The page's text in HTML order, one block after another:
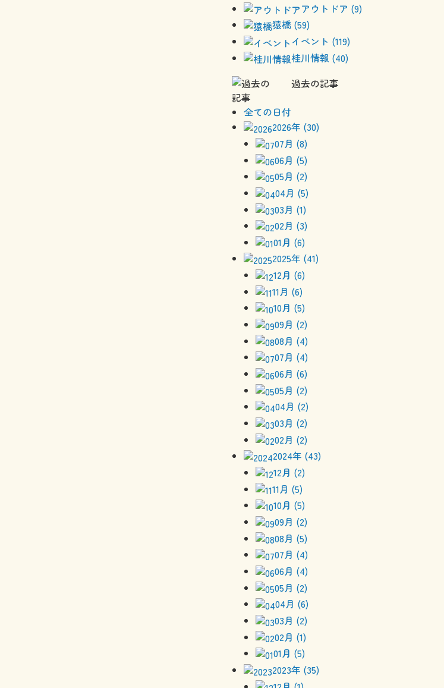
アウトドア (9)
猿橋 (59)
イベント (119)
桂川情報 (40)
過去の記事
全ての日付
2026年 (30)
07月 (8)
06月 (5)
05月 (2)
04月 (5)
03月 (1)
02月 (3)
01月 (6)
2025年 (41)
12月 (6)
11月 (6)
10月 (5)
09月 (2)
08月 (4)
07月 (4)
06月 (6)
05月 (2)
04月 (2)
03月 (2)
02月 (2)
2024年 (43)
12月 (2)
11月 (5)
10月 (5)
09月 (2)
08月 (5)
07月 (4)
06月 (4)
05月 (2)
04月 (6)
03月 (2)
02月 (1)
01月 (5)
2023年 (35)